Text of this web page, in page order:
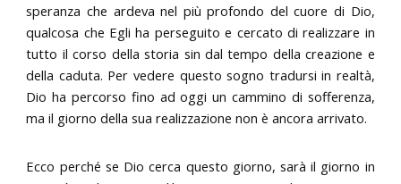
speranza che ardeva nel più profondo del cuore di Dio,
qualcosa che Egli ha perseguito e cercato di realizzare in
tutto il corso della storia sin dal tempo della creazione e
della caduta. Per vedere questo sogno tradursi in realtà,
Dio ha percorso fino ad oggi un cammino di sofferenza,
ma il giorno della sua realizzazione non è ancora arrivato.
Ecco perché se Dio cerca questo giorno, sarà il giorno in